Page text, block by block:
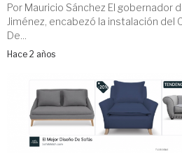
Por Mauricio Sánchez El gobernador
Jiménez, encabezó la instalación del
De...
Hace 2 años